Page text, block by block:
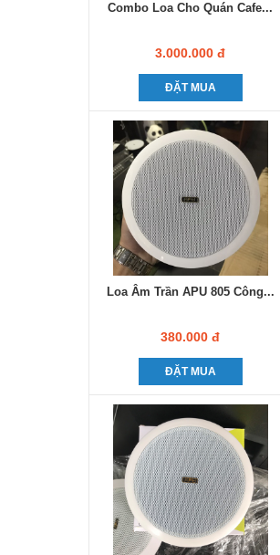
Combo Loa Cho Quán Cafe...
3.000.000 đ
ĐẶT MUA
Loa Âm Trần APU 805 Công...
380.000 đ
ĐẶT MUA